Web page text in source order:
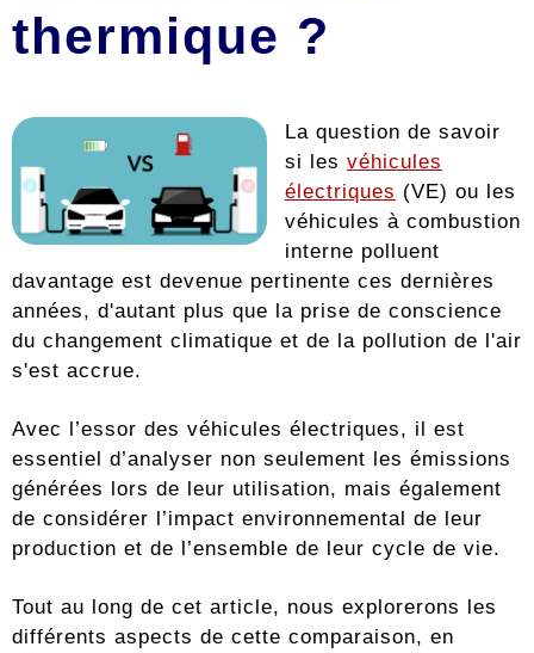
thermique ?
La question de savoir
si les véhicules
électriques (VE) ou les
véhicules à combustion
interne polluent
davantage est devenue pertinente ces dernières
années, d'autant plus que la prise de conscience
du changement climatique et de la pollution de l'air
s'est accrue.
Avec l’essor des véhicules électriques, il est
essentiel d’analyser non seulement les émissions
générées lors de leur utilisation, mais également
de considérer l’impact environnemental de leur
production et de l’ensemble de leur cycle de vie.
Tout au long de cet article, nous explorerons les
différents aspects de cette comparaison, en